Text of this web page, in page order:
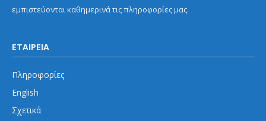
εμπιστεύονται καθημερινά τις πληροφορίες μας.
ΕΤΑΙΡΕΙΑ
Πληροφορίες
English
Σχετικά